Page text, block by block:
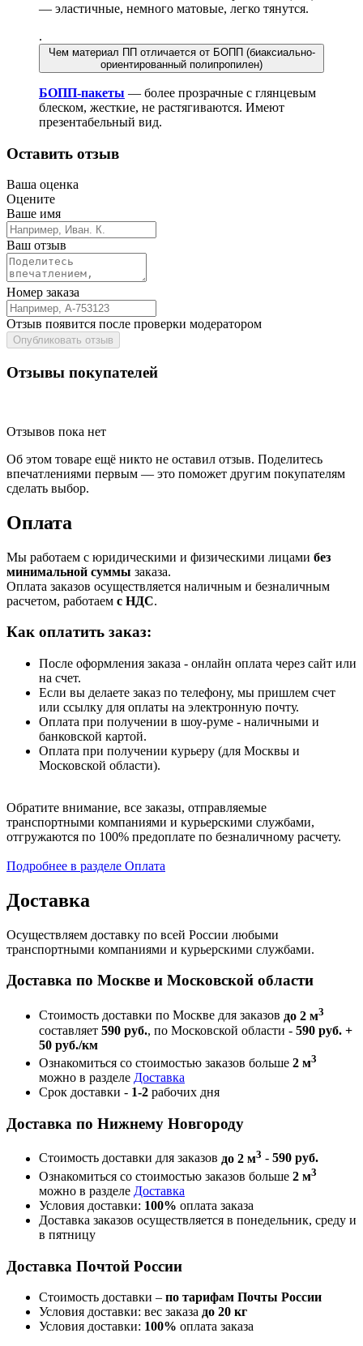
— эластичные, немного матовые, легко тянутся.
.
Чем материал ПП отличается от БОПП (биаксиально-
ориентированный полипропилен)
БОПП-пакеты — более прозрачные с глянцевым
блеском, жесткие, не растягиваются. Имеют
презентабельный вид.
Оставить отзыв
Ваша оценка
Оцените
Ваше имя
Ваш отзыв
Номер заказа
Отзыв появится после проверки модератором
Опубликовать отзыв
Отзывы покупателей
Отзывов пока нет
Об этом товаре ещё никто не оставил отзыв. Поделитесь
впечатлениями первым — это поможет другим покупателям
сделать выбор.
Оплата
Мы работаем с юридическими и физическими лицами без
минимальной суммы заказа.
Оплата заказов осуществляется наличным и безналичным
расчетом, работаем с НДС.
Как оплатить заказ:
После оформления заказа - онлайн оплата через сайт или
на счет.
Если вы делаете заказ по телефону, мы пришлем счет
или ссылку для оплаты на электронную почту.
Оплата при получении в шоу-руме - наличными и
банковской картой.
Оплата при получении курьеру (для Москвы и
Московской области).
Обратите внимание, все заказы, отправляемые
транспортными компаниями и курьерскими службами,
отгружаются по 100% предоплате по безналичному расчету.
Подробнее в разделе Оплата
Доставка
Осуществляем доставку по всей России любыми
транспортными компаниями и курьерскими службами.
Доставка по Москве и Московской области
Стоимость доставки по Москве для заказов до 2 м3
составляет 590 руб., по Московской области - 590 руб. +
50 руб./км
Ознакомиться со стоимостью заказов больше 2 м3
можно в разделе Доставка
Срок доставки - 1-2 рабочих дня
Доставка по Нижнему Новгороду
Стоимость доставки для заказов до 2 м3 - 590 руб.
Ознакомиться со стоимостью заказов больше 2 м3
можно в разделе Доставка
Условия доставки: 100% оплата заказа
Доставка заказов осуществляется в понедельник, среду и
в пятницу
Доставка Почтой России
Стоимость доставки – по тарифам Почты России
Условия доставки: вес заказа до 20 кг
Условия доставки: 100% оплата заказа